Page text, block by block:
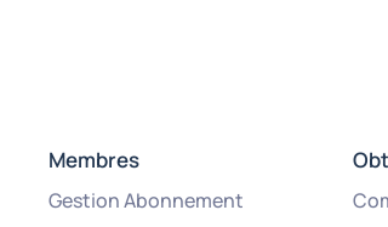
Membres
Gestion Abonnement